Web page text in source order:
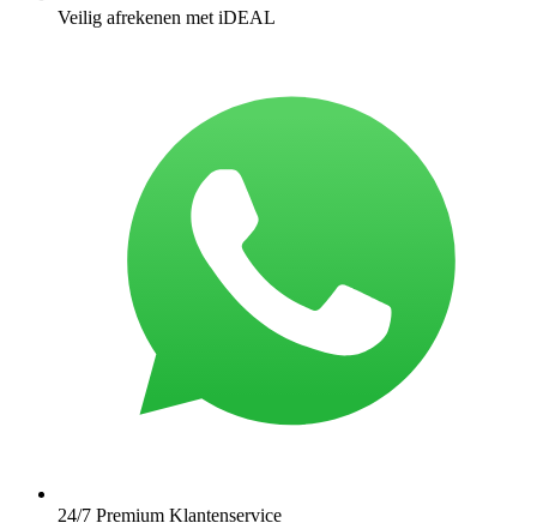
Veilig afrekenen met iDEAL
24/7 Premium Klantenservice